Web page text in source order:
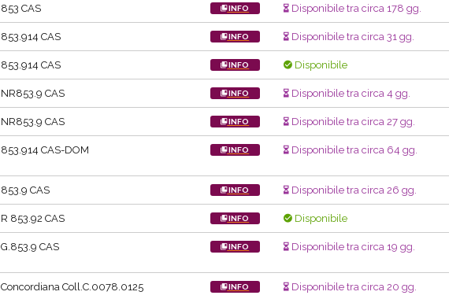
853 CAS INFO Disponibile tra circa 178 gg.
853.914 CAS INFO Disponibile tra circa 31 gg.
853.914 CAS INFO Disponibile
NR853.9 CAS INFO Disponibile tra circa 4 gg.
NR853.9 CAS INFO Disponibile tra circa 27 gg.
853.914 CAS-DOM INFO Disponibile tra circa 64 gg.
853.9 CAS INFO Disponibile tra circa 26 gg.
R 853.92 CAS INFO Disponibile
G.853.9 CAS INFO Disponibile tra circa 19 gg.
Concordiana Coll.C.0078.0125 INFO Disponibile tra circa 20 gg.